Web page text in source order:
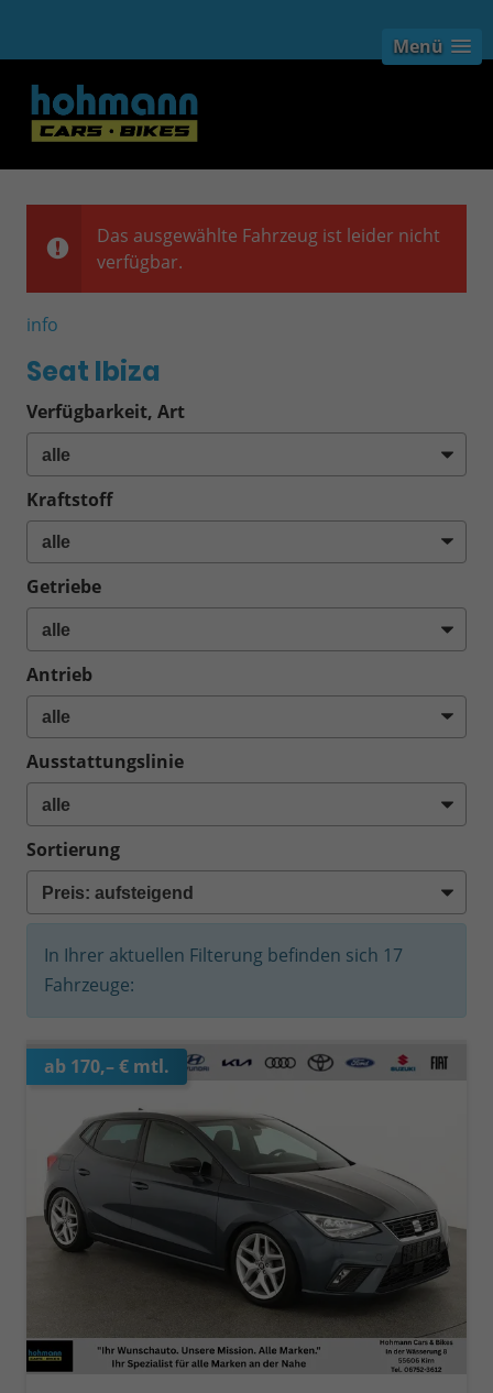
Menü
Das ausgewählte Fahrzeug ist leider nicht
verfügbar.
info
Seat Ibiza
Verfügbarkeit, Art
Kraftstoff
Getriebe
Antrieb
Ausstattungslinie
Sortierung
In Ihrer aktuellen Filterung befinden sich 17
Fahrzeuge:
ab 170,– € mtl.